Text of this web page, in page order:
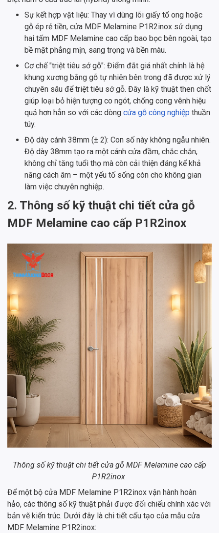
Sự kết hợp vật liệu: Thay vì dùng lõi giấy tổ ong hoặc
gỗ ép rẻ tiền, cửa MDF Melamine P1R2inox sử dụng
hai tấm MDF Melamine cao cấp bao bọc bên ngoài, tạo
bề mặt phẳng mịn, sang trọng và bền màu.
Cơ chế "triệt tiêu sớ gỗ": Điểm đắt giá nhất chính là hệ
khung xương bằng gỗ tự nhiên bên trong đã được xử lý
chuyên sâu để triệt tiêu sớ gỗ. Đây là kỹ thuật then chốt
giúp loại bỏ hiện tượng co ngót, chống cong vênh hiệu
quả hơn hẳn so với các dòng cửa gỗ công nghiệp thuần
túy.
Độ dày cánh 38mm (± 2): Con số này không ngẫu nhiên.
Độ dày 38mm tạo ra một cánh cửa đầm, chắc chắn,
không chỉ tăng tuổi thọ mà còn cải thiện đáng kể khả
năng cách âm – một yếu tố sống còn cho không gian
làm việc chuyên nghiệp.
2. Thông số kỹ thuật chi tiết cửa gỗ
MDF Melamine cao cấp P1R2inox
Thông số kỹ thuật chi tiết cửa gỗ MDF Melamine cao cấp
P1R2inox
Để một bộ cửa MDF Melamine P1R2inox vận hành hoàn
hảo, các thông số kỹ thuật phải được đối chiếu chính xác với
bản vẽ kiến trúc. Dưới đây là chi tiết cấu tạo của mẫu cửa
MDF Melamine P1R2inox: